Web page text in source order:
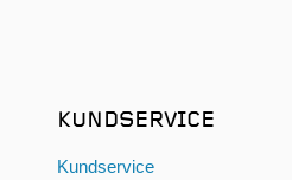
KUNDSERVICE
Kundservice